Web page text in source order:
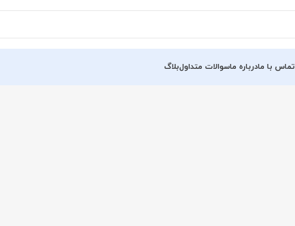
تماس با مادرباره ماسوالات متداولبلاگ